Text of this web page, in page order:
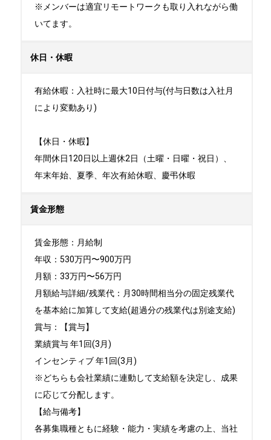
※メンバーは適宜リモートワークも取り入れながら働
いてます。
休日・休暇
有給休暇：入社時に最大10日付与(付与日数は入社月
により変動あり)
【休日・休暇】
年間休日120日以上週休2日（土曜・日曜・祝日）、
年末年始、夏季、年次有給休暇、慶弔休暇
賃金形態
賃金形態：月給制
年収：530万円〜900万円
月額：33万円〜56万円
月額給与詳細/残業代：月30時間相当分の固定残業代
を基本給に加算して支給(超過分の残業代は別途支給)
賞与：【賞与】
業績賞与 年1回(3月)
インセンティブ 年1回(3月)
※どちらも会社業績に連動して支給額を決定し、成果
に応じて分配します。
【給与備考】
各募集職種ともに経験・能力・実績を考慮の上、当社